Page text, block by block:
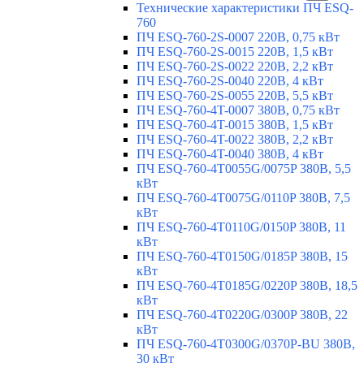
Технические характеристики ПЧ ESQ-
760
ПЧ ESQ-760-2S-0007 220В, 0,75 кВт
ПЧ ESQ-760-2S-0015 220В, 1,5 кВт
ПЧ ESQ-760-2S-0022 220В, 2,2 кВт
ПЧ ESQ-760-2S-0040 220В, 4 кВт
ПЧ ESQ-760-2S-0055 220В, 5,5 кВт
ПЧ ESQ-760-4T-0007 380В, 0,75 кВт
ПЧ ESQ-760-4T-0015 380В, 1,5 кВт
ПЧ ESQ-760-4T-0022 380В, 2,2 кВт
ПЧ ESQ-760-4T-0040 380В, 4 кВт
ПЧ ESQ-760-4T0055G/0075P 380В, 5,5
кВт
ПЧ ESQ-760-4T0075G/0110P 380В, 7,5
кВт
ПЧ ESQ-760-4T0110G/0150P 380В, 11
кВт
ПЧ ESQ-760-4T0150G/0185P 380В, 15
кВт
ПЧ ESQ-760-4T0185G/0220P 380В, 18,5
кВт
ПЧ ESQ-760-4T0220G/0300P 380В, 22
кВт
ПЧ ESQ-760-4T0300G/0370P-BU 380В,
30 кВт